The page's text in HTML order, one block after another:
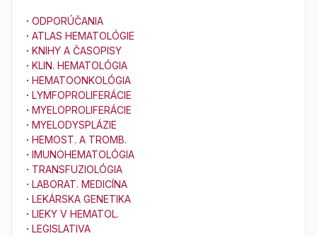
· ODPORÚČANIA
· ATLAS HEMATOLÓGIE
· KNIHY A ČASOPISY
· KLIN. HEMATOLÓGIA
· HEMATOONKOLÓGIA
· LYMFOPROLIFERÁCIE
· MYELOPROLIFERÁCIE
· MYELODYSPLÁZIE
· HEMOST. A TROMB.
· IMUNOHEMATOLÓGIA
· TRANSFUZIOLÓGIA
· LABORAT. MEDICÍNA
· LEKÁRSKA GENETIKA
· LIEKY V HEMATOL.
· LEGISLATIVA